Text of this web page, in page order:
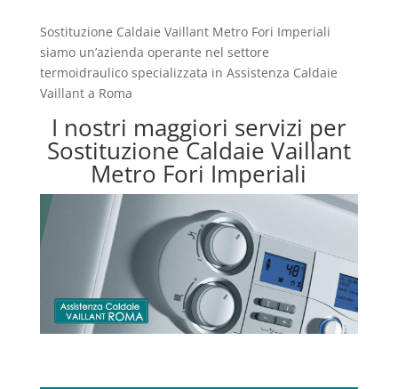
Sostituzione Caldaie Vaillant Metro Fori Imperiali
siamo un’azienda operante nel settore
termoidraulico specializzata in Assistenza Caldaie
Vaillant a Roma
I nostri maggiori servizi per
Sostituzione Caldaie Vaillant
Metro Fori Imperiali